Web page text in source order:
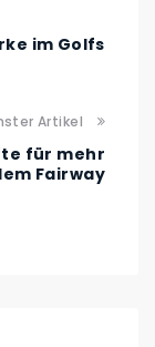
im Golfs
Artikel
für mehr
Fairway